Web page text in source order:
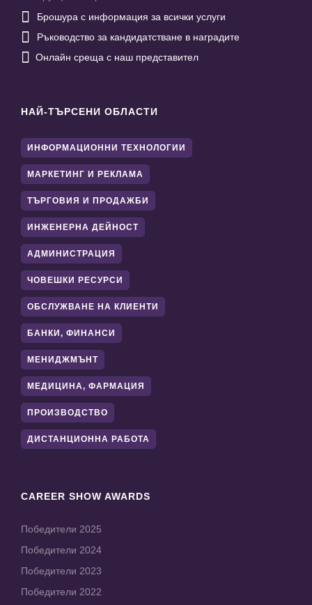
 Брошура с информация за всички услуги
 Ръководство за кандидатстване в наградите
 Онлайн среща с наш представител
НАЙ-ТЪРСЕНИ ОБЛАСТИ
ИНФОРМАЦИОННИ ТЕХНОЛОГИИ
МАРКЕТИНГ И РЕКЛАМА
ТЪРГОВИЯ И ПРОДАЖБИ
ИНЖЕНЕРНА ДЕЙНОСТ
АДМИНИСТРАЦИЯ
ЧОВЕШКИ РЕСУРСИ
ОБСЛУЖВАНЕ НА КЛИЕНТИ
БАНКИ, ФИНАНСИ
МЕНИДЖМЪНТ
МЕДИЦИНА, ФАРМАЦИЯ
ПРОИЗВОДСТВО
ДИСТАНЦИОННА РАБОТА
CAREER SHOW AWARDS
Победители 2025
Победители 2024
Победители 2023
Победители 2022